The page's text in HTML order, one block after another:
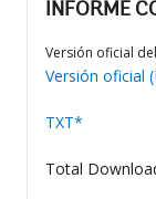
INFORME
Versión oficial
Versión oficial
TXT*
Total